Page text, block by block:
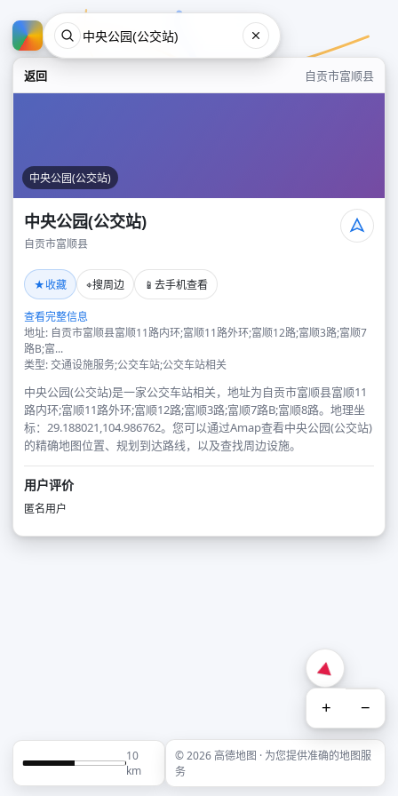
返回 自贡市富顺县
中央公园(公交站)
中央公园(公交站)
自贡市富顺县
★收藏 ⌖搜周边 📱 去手机查看
查看完整信息
地址: 自贡市富顺县富顺11路内环;富顺11路外环;富顺12路;富顺3路;富顺7
路B;富...
类型: 交通设施服务;公交车站;公交车站相关
中央公园(公交站)是一家公交车站相关，地址为自贡市富顺县富顺11
路内环;富顺11路外环;富顺12路;富顺3路;富顺7路B;富顺8路。地理坐
标：29.188021,104.986762。您可以通过Amap查看中央公园(公交站)
的精确地图位置、规划到达路线，以及查找周边设施。
用户评价
匿名用户
+ −
10
km
© 2026 高德地图 · 为您提供准确的地图服
务